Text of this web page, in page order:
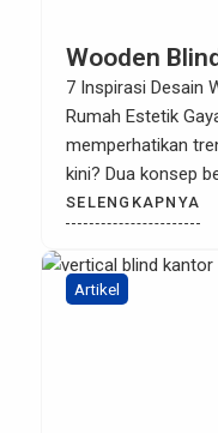
Wooden
7 Inspirasi Desain
Rumah Estetik
memperhatikan
kini? Dua konsep
dan Scandinavian
menjadi satu tren
bernama gaya
fungsionalitas
SELENGKAPNYA
Artikel